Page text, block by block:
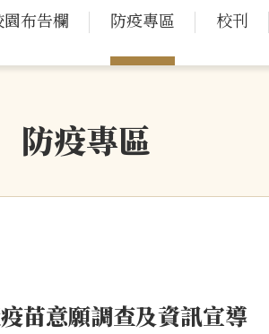
園布告欄 防疫專區 校刊
防疫專區
苗意願調查及資訊宣導